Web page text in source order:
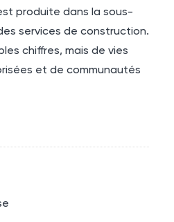
produite dans la sous-
services de construction.
chiffres, mais de vies
et de communautés